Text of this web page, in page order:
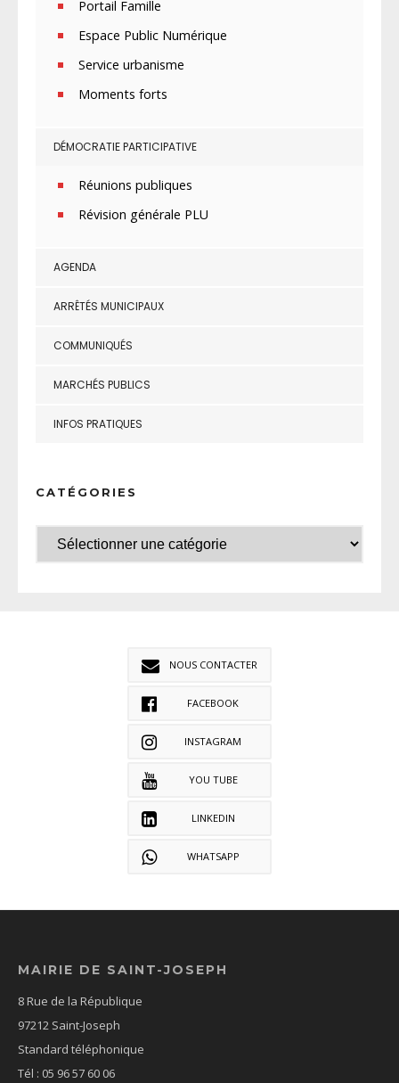
Portail Famille
Espace Public Numérique
Service urbanisme
Moments forts
DÉMOCRATIE PARTICIPATIVE
Réunions publiques
Révision générale PLU
AGENDA
ARRÊTÉS MUNICIPAUX
COMMUNIQUÉS
MARCHÉS PUBLICS
INFOS PRATIQUES
CATÉGORIES
NOUS CONTACTER
FACEBOOK
INSTAGRAM
YOU TUBE
LINKEDIN
WHATSAPP
MAIRIE DE SAINT-JOSEPH
8 Rue de la République
97212 Saint-Joseph
Standard téléphonique
Tél : 05 96 57 60 06